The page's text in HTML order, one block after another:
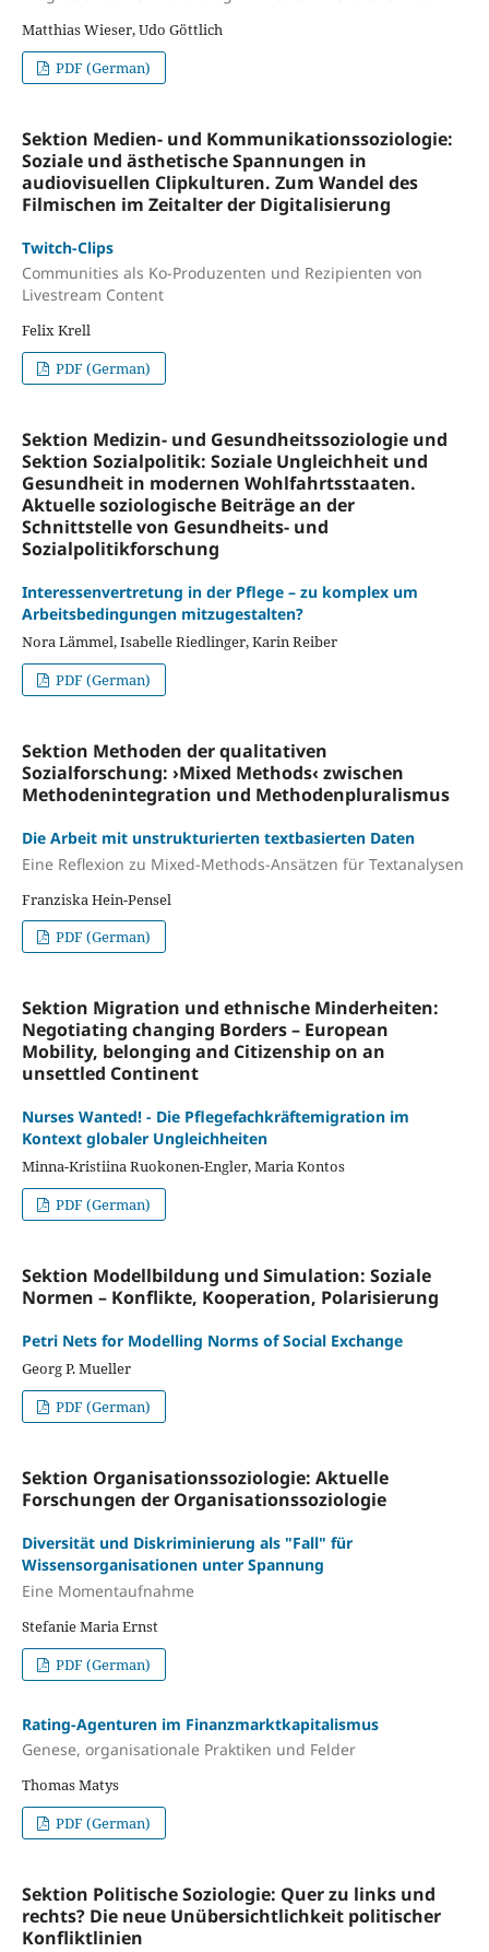
Matthias Wieser, Udo Göttlich
PDF (German)
Sektion Medien- und Kommunikationssoziologie:
Soziale und ästhetische Spannungen in
audiovisuellen Clipkulturen. Zum Wandel des
Filmischen im Zeitalter der Digitalisierung
Twitch-Clips
Communities als Ko-Produzenten und Rezipienten von
Livestream Content
Felix Krell
PDF (German)
Sektion Medizin- und Gesundheitssoziologie und
Sektion Sozialpolitik: Soziale Ungleichheit und
Gesundheit in modernen Wohlfahrtsstaaten.
Aktuelle soziologische Beiträge an der
Schnittstelle von Gesundheits- und
Sozialpolitikforschung
Interessenvertretung in der Pflege – zu komplex um
Arbeitsbedingungen mitzugestalten?
Nora Lämmel, Isabelle Riedlinger, Karin Reiber
PDF (German)
Sektion Methoden der qualitativen
Sozialforschung: ›Mixed Methods‹ zwischen
Methodenintegration und Methodenpluralismus
Die Arbeit mit unstrukturierten textbasierten Daten
Eine Reflexion zu Mixed-Methods-Ansätzen für Textanalysen
Franziska Hein-Pensel
PDF (German)
Sektion Migration und ethnische Minderheiten:
Negotiating changing Borders – European
Mobility, belonging and Citizenship on an
unsettled Continent
Nurses Wanted! - Die Pflegefachkräftemigration im
Kontext globaler Ungleichheiten
Minna-Kristiina Ruokonen-Engler, Maria Kontos
PDF (German)
Sektion Modellbildung und Simulation: Soziale
Normen – Konflikte, Kooperation, Polarisierung
Petri Nets for Modelling Norms of Social Exchange
Georg P. Mueller
PDF (German)
Sektion Organisationssoziologie: Aktuelle
Forschungen der Organisationssoziologie
Diversität und Diskriminierung als "Fall" für
Wissensorganisationen unter Spannung
Eine Momentaufnahme
Stefanie Maria Ernst
PDF (German)
Rating-Agenturen im Finanzmarktkapitalismus
Genese, organisationale Praktiken und Felder
Thomas Matys
PDF (German)
Sektion Politische Soziologie: Quer zu links und
rechts? Die neue Unübersichtlichkeit politischer
Konfliktlinien